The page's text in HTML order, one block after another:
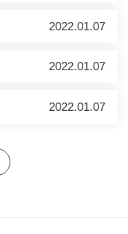
2022.01.07
2022.01.07
2022.01.07